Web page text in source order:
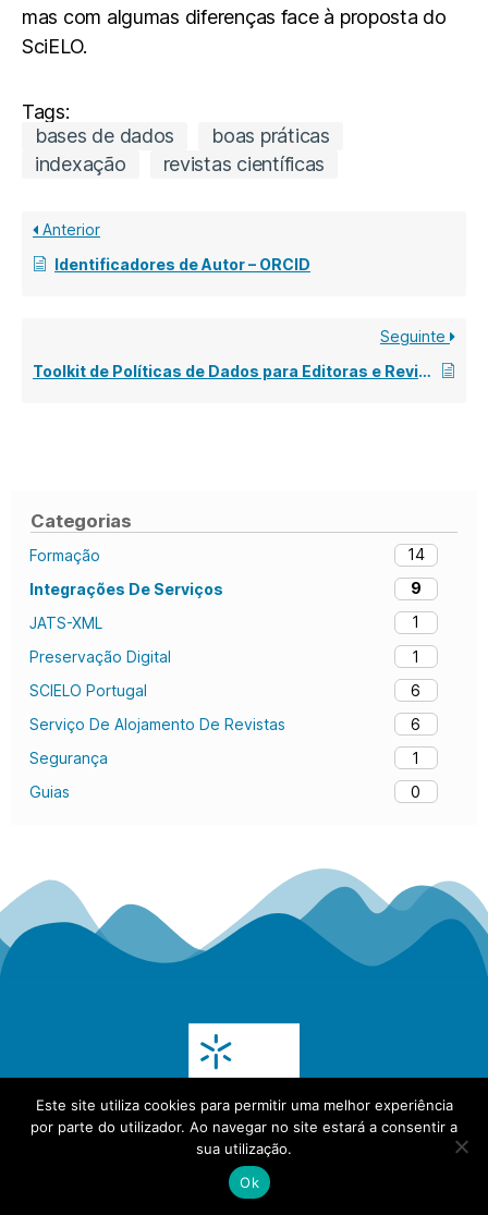
Categorias
Formação
14
Integrações De Serviços
9
JATS-XML
1
Preservação Digital
1
SCIELO Portugal
6
Serviço De Alojamento De Revistas
6
Segurança
1
Guias
0
mas com algumas diferenças face à proposta do
SciELO.
Tags:
bases de dados
boas práticas
indexação
revistas científicas
Anterior
Identificadores de Autor – ORCID
Seguinte
Toolkit de Políticas de Dados para Editoras e Revistas Científicas
Este site utiliza cookies para permitir uma melhor experiência
por parte do utilizador. Ao navegar no site estará a consentir a
sua utilização.
Ok